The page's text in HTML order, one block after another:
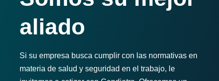
aliado
Si su empresa busca cumplir con las normativas en
materia de salud y seguridad en el trabajo, le